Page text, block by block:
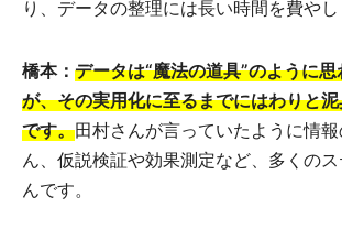
り、データの整理には長い時間を費やし
橋本： データは“魔法の道具”のように
が、その実用化に至るまでにはわりと
です。田村さんが言っていたように情
ん、仮説検証や効果測定など、多くの
んです。